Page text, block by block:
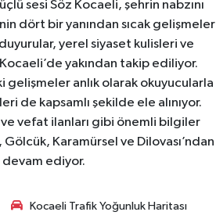
sesi Söz Kocaeli, şehrin nabzını
dört bir yanından sıcak gelişmeler
yerel siyaset kulisleri ve
yakından takip ediliyor.
anlık olarak okuyucularla
de kapsamlı şekilde ele alınıyor.
ve vefat ilanları gibi önemli bilgiler
Karamürsel ve Dilovası’ndan
ediyor.
Kocaeli Trafik Yoğunluk Haritası